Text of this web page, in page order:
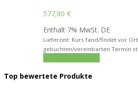
577,80 €
Enthält 7% MwSt. DE
Lieferzeit: Kurs fand/findet vor
gebuchten/vereinbarten Termin
Top bewertete Produkte